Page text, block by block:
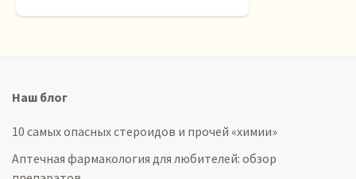
Наш блог
10 самых опасных стероидов и прочей «химии»
Аптечная фармакология для любителей: обзор